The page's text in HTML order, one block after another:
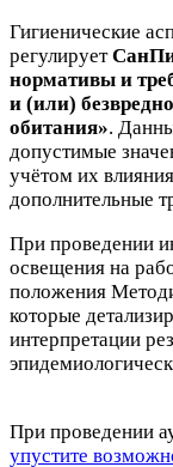
Гигиенические
регулирует
нормативы и
и (или)
обитания».
допустимые
учётом их
дополнительные
При проведении
освещения на
положения
которые
интерпретации
При проведении
упустите